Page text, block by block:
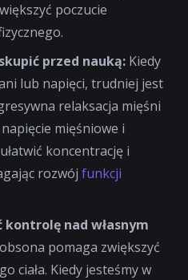
poczucie
przed nauką: Kiedy
lub napięci, trudniej jest
relaksacja mięśni
mięśniowe i
koncentrację i
rozwój funkcji
kontrolę nad własnym
pomaga zwiększyć
ciała. Kiedy jesteśmy w